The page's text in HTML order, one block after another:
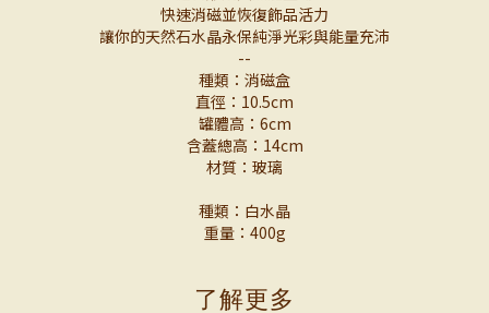
快速消磁並恢復飾品活力
讓你的天然石水晶永保純淨光彩與能量充沛
--
種類：消磁盒
直徑：10.5cm
罐體高：6cm
含蓋總高：14cm
材質：玻璃
種類：白水晶
重量：400g
了解更多